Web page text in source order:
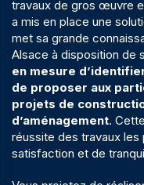
travaux de gros œuvre
a mis en place une
met sa grande
Alsace à disposition de
en mesure
de proposer aux
projets de
d’aménagement.
réussite des travaux les
satisfaction et de